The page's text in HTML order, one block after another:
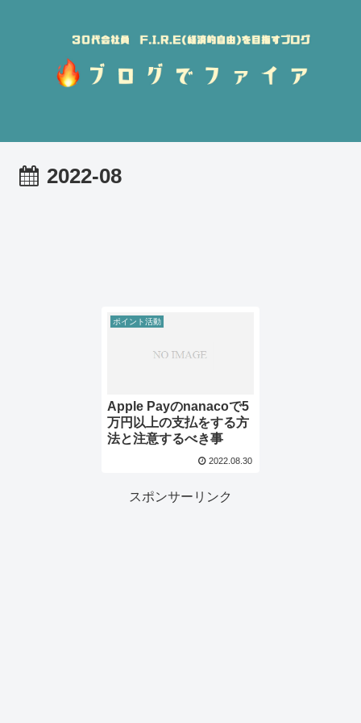
2022-08
ポイント活動
Apple Payのnanacoで5
万円以上の支払をする方
法と注意するべき事
2022.08.30
スポンサーリンク